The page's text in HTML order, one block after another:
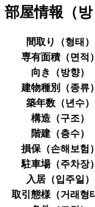
部屋情報（
間取り（형태 ）
専有面積（면적 ）
向き（방향）
建物種別（종류）
築年数（년수）
構造（구조）
階建（층수）
損保（손해보험 ）
駐車場（주차장）
入居（입주일 ）
取引態様（거래형